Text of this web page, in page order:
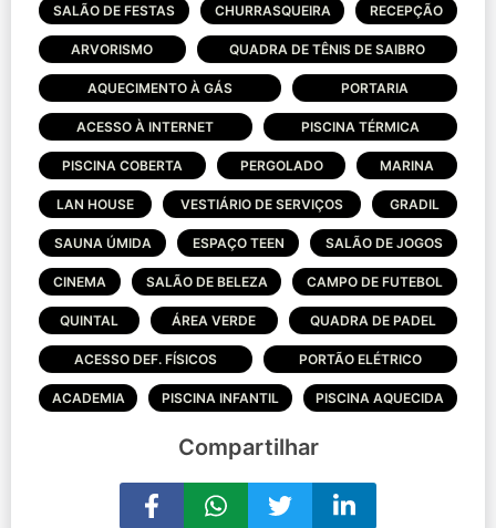
SALÃO DE FESTAS CHURRASQUEIRA RECEPÇÃO
ARVORISMO QUADRA DE TÊNIS DE SAIBRO
AQUECIMENTO À GÁS PORTARIA
ACESSO À INTERNET PISCINA TÉRMICA
PISCINA COBERTA PERGOLADO MARINA
LAN HOUSE VESTIÁRIO DE SERVIÇOS GRADIL
SAUNA ÚMIDA ESPAÇO TEEN SALÃO DE JOGOS
CINEMA SALÃO DE BELEZA CAMPO DE FUTEBOL
QUINTAL ÁREA VERDE QUADRA DE PADEL
ACESSO DEF. FÍSICOS PORTÃO ELÉTRICO
ACADEMIA PISCINA INFANTIL PISCINA AQUECIDA
Compartilhar